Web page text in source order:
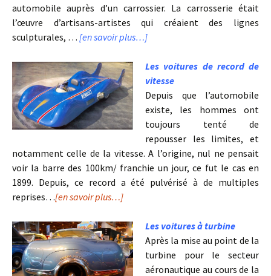
automobile auprès d’un carrossier. La carrosserie était
l’œuvre d’artisans-artistes qui créaient des lignes
sculpturales, … [en savoir plus…]
Les voitures de record de
vitesse
Depuis que l’automobile
existe, les hommes ont
toujours tenté de
repousser les limites, et
notamment celle de la vitesse. A l’origine, nul ne pensait
voir la barre des 100km/ franchie un jour, ce fut le cas en
1899. Depuis, ce record a été pulvérisé à de multiples
reprises…[en savoir plus…]
Les voitures à turbine
Après la mise au point de la
turbine pour le secteur
aéronautique au cours de la